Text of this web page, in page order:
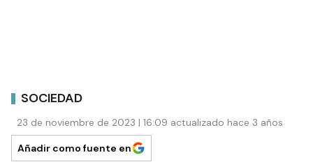
SOCIEDAD
23 de noviembre de 2023 | 16:09 actualizado hace 3 años
Añadir como fuente en